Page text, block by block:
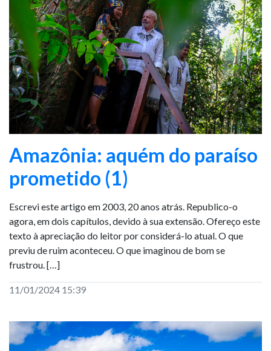
Amazônia: aquém do paraíso
prometido (1)
Escrevi este artigo em 2003, 20 anos atrás. Republico-o
agora, em dois capítulos, devido à sua extensão. Ofereço este
texto à apreciação do leitor por considerá-lo atual. O que
previu de ruim aconteceu. O que imaginou de bom se
frustrou. […]
11/01/2024 15:39